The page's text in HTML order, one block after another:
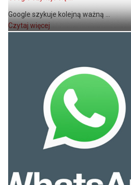
Google szykuje kolejną ważną ...
Czytaj więcej